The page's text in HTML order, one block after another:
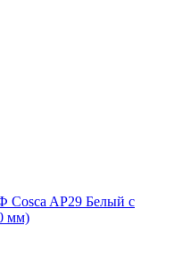
AP29 Белый с
мм)